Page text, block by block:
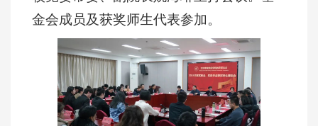
金会成员及获奖师生代表参加。